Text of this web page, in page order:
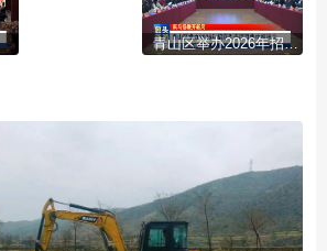
青山区举办2026年招商引资项目集中推进会